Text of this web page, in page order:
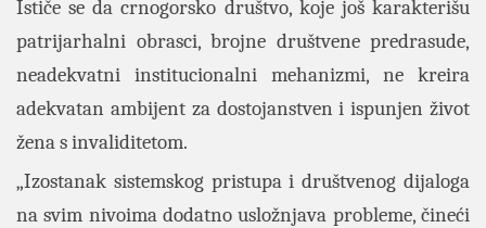
Ističe se da crnogorsko društvo, koje još karakterišu
patrijarhalni obrasci, brojne društvene predrasude,
neadekvatni institucionalni mehanizmi, ne kreira
adekvatan ambijent za dostojanstven i ispunjen život
žena s invaliditetom.
„Izostanak sistemskog pristupa i društvenog dijaloga
na svim nivoima dodatno usložnjava probleme, čineći